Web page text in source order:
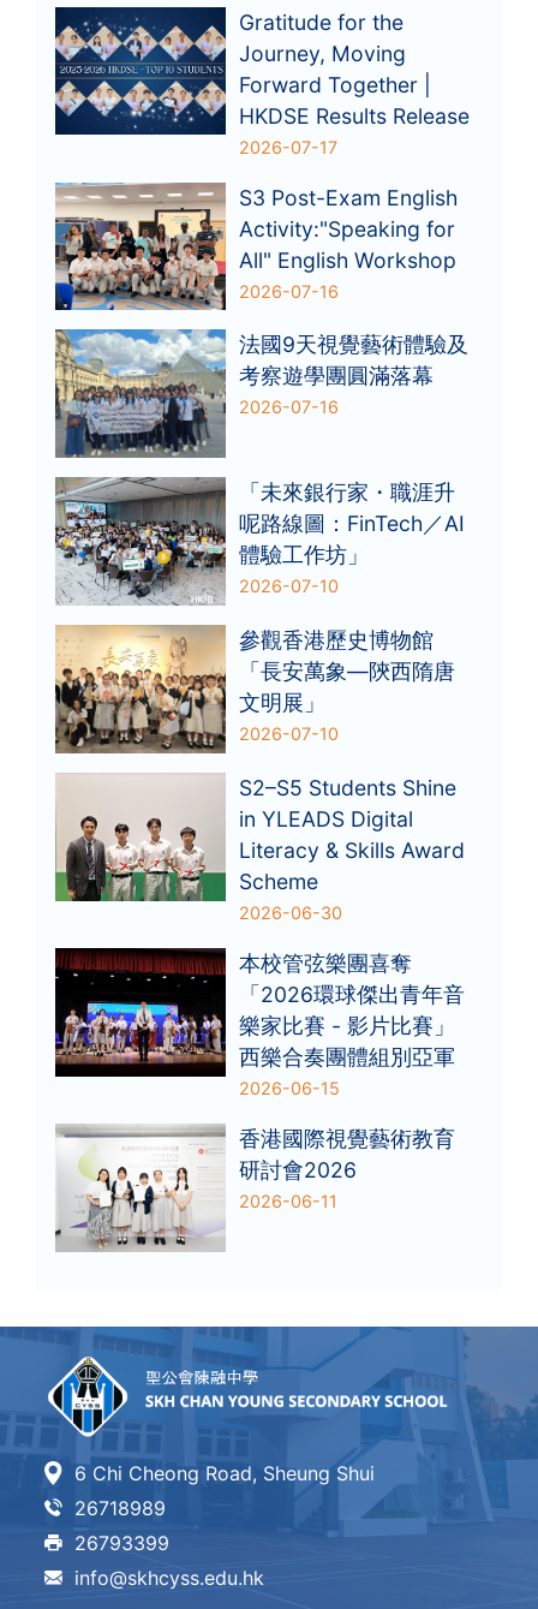
Gratitude for the
Journey, Moving
Forward Together |
HKDSE Results Release
2026-07-17
S3 Post-Exam English
Activity:"Speaking for
All" English Workshop
2026-07-16
法國9天視覺藝術體驗及
考察遊學團圓滿落幕
2026-07-16
「未來銀行家・職涯升
呢路線圖：FinTech／AI
體驗工作坊」
2026-07-10
參觀香港歷史博物館
「長安萬象—陝西隋唐
文明展」
2026-07-10
S2–S5 Students Shine
in YLEADS Digital
Literacy & Skills Award
Scheme
2026-06-30
本校管弦樂團喜奪
「2026環球傑出青年音
樂家比賽 - 影片比賽」
西樂合奏團體組別亞軍
2026-06-15
香港國際視覺藝術教育
研討會2026
2026-06-11
6 Chi Cheong Road, Sheung Shui
26718989
26793399
info@skhcyss.edu.hk